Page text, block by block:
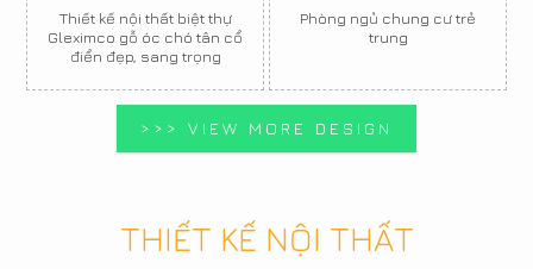
Thiết kế nội thất biệt thự
Gleximco gỗ óc chó tân cổ
điển đẹp, sang trọng
Phòng ngủ chung cư trẻ
trung
>>> VIEW MORE DESIGN
THIẾT KẾ NỘI THẤT